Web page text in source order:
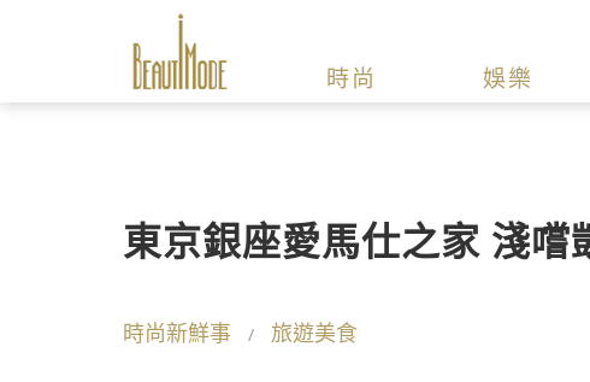
時尚 娛樂
東京銀座愛馬仕之家 淺嚐
時尚新鮮事 旅遊美食